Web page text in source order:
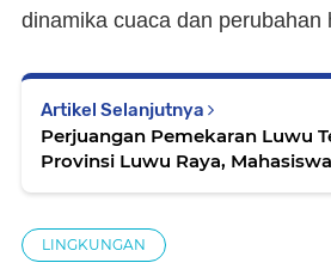
dinamika cuaca dan perubahan
Artikel Selanjutnya
Perjuangan Pemekaran Luwu
Provinsi Luwu Raya,
LINGKUNGAN